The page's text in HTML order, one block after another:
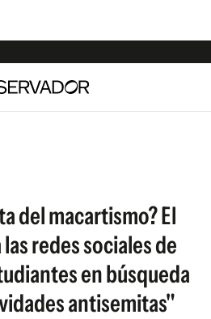
del macartismo? El
redes sociales de
en búsqueda
antisemitas"